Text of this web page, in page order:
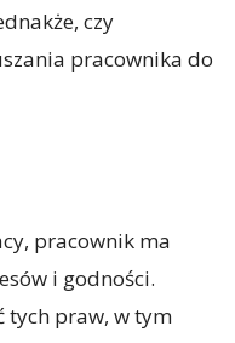
czy
pracownika do
pracownik ma
i godności.
tych praw, w tym